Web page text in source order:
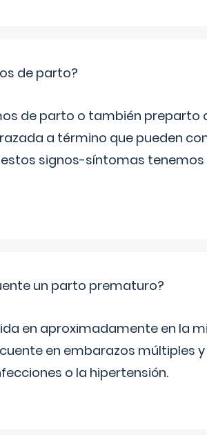
de parto?
de parto o también preparto
a término que pueden
signos-síntomas
un parto prematuro?
en aproximadamente en la
en embarazos múltiples
o la hipertensión.